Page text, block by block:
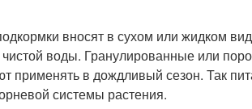
вносят в сухом или жидком
чистой воды. Гранулированные или
применять в дождливый сезон. Так
системы растения.